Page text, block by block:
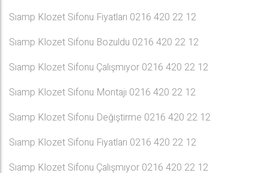
Sıamp Klozet Sifonu Fiyatları 0216 420 22 12
Sıamp Klozet Sifonu Bozuldu 0216 420 22 12
Sıamp Klozet Sifonu Çalışmıyor 0216 420 22 12
Sıamp Klozet Sifonu Montajı 0216 420 22 12
Sıamp Klozet Sifonu Değiştirme 0216 420 22 12
Sıamp Klozet Sifonu Fiyatları 0216 420 22 12
Sıamp Klozet Sifonu Çalışmıyor 0216 420 22 12